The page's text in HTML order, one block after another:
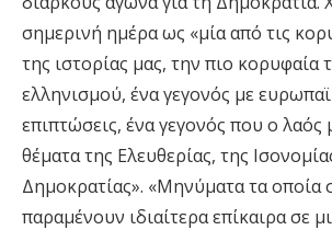
σημερινή ημέρα ως «μία από τις
της ιστορίας μας, την πιο
ελληνισμού, ένα γεγονός με
επιπτώσεις, ένα γεγονός που ο λαός
θέματα της Ελευθερίας, της
Δημοκρατίας». «Μηνύματα τα οποία
παραμένουν ιδιαίτερα επίκαιρα σε